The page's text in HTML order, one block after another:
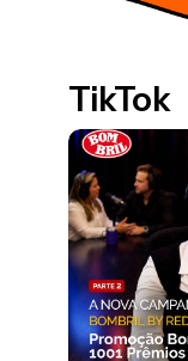
TikTok